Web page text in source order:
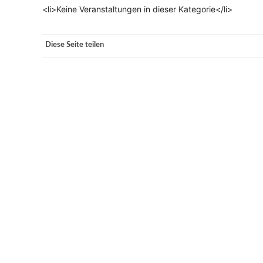
<li>Keine Veranstaltungen in dieser Kategorie</li>
Diese Seite teilen